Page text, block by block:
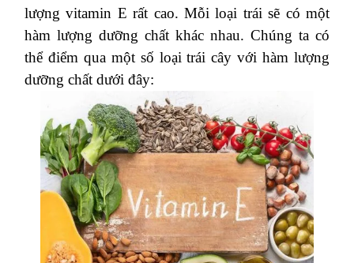
lượng vitamin E rất cao. Mỗi loại trái sẽ có một
hàm lượng dưỡng chất khác nhau. Chúng ta có
thể điểm qua một số loại trái cây với hàm lượng
dưỡng chất dưới đây: